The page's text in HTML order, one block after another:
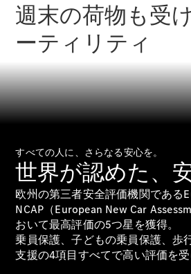
All
Cabriolet/Roadster
CLE
AMG SL
Roadster
Mercedes-
Maybach SL
試乗リクエ
スト
オンライン
週末の荷物も受
ーティリティ
すべての人に、さらなる安心を。
世界が認めた、
欧州の第三者安全評価機関である
NCAP（European New Car
おいて最高評価の5つ星を獲得。
乗員保護、子どもの乗員保護、歩
支援の4項目すべてで高い評価を受